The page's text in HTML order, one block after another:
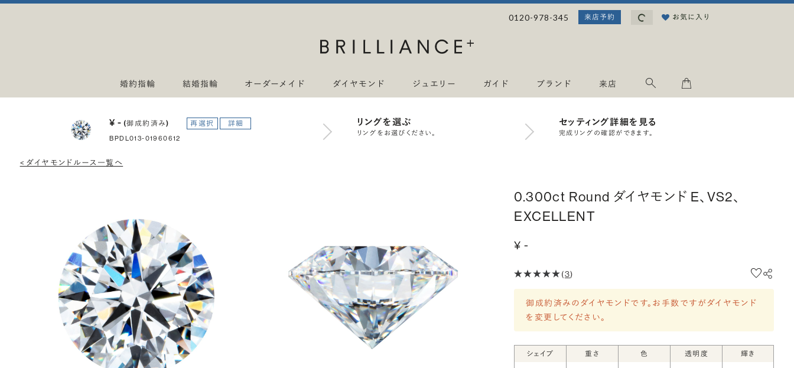
0120-978-345 来店予約 読み込み中...お気に入り
婚約指輪 結婚指輪 オーダーメイド ダイヤモンド ジュエリー ガイド ブランド 来店
¥ -(御成約済み) 再選択 詳細
BPDL013-01960612
リングを選ぶ
リングをお選びください。
セッティング詳細を見る
完成リングの確認ができます。
< ダイヤモンドルース一覧へ
0.300ct Round ダイヤモンド E、VS2、
EXCELLENT
¥ -
(3)
御成約済みのダイヤモンドです。お手数ですがダイヤモンド
を変更してください。
シェイプ 重さ 色 透明度 輝き